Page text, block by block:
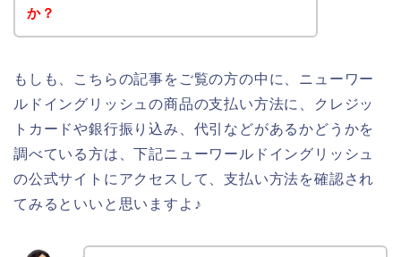
か？
もしも、こちらの記事をご覧の方の中に、ニューワー
ルドイングリッシュの商品の支払い方法に、クレジッ
トカードや銀行振り込み、代引などがあるかどうかを
調べている方は、下記ニューワールドイングリッシュ
の公式サイトにアクセスして、支払い方法を確認され
てみるといいと思いますよ♪